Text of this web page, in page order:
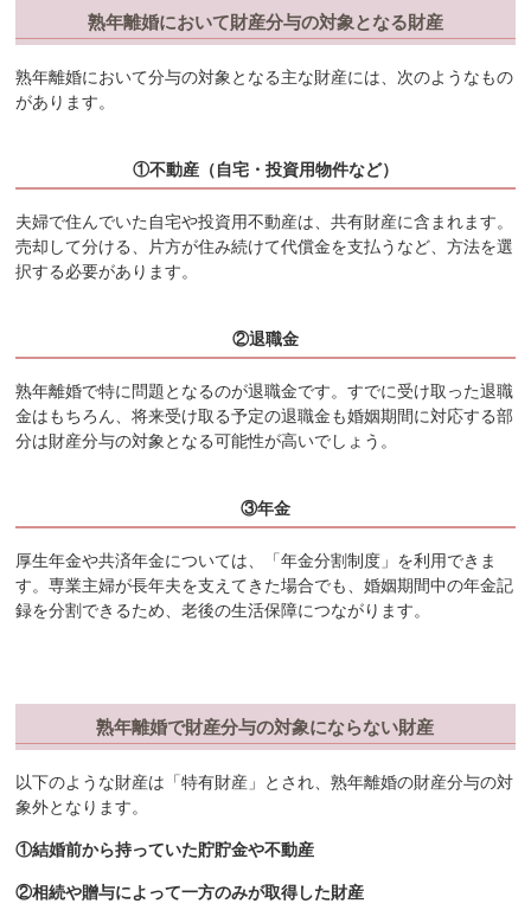
熟年離婚において財産分与の対象となる財産
熟年離婚において分与の対象となる主な財産には、次のようなもの
があります。
①不動産（自宅・投資用物件など）
夫婦で住んでいた自宅や投資用不動産は、共有財産に含まれます。
売却して分ける、片方が住み続けて代償金を支払うなど、方法を選
択する必要があります。
②退職金
熟年離婚で特に問題となるのが退職金です。すでに受け取った退職
金はもちろん、将来受け取る予定の退職金も婚姻期間に対応する部
分は財産分与の対象となる可能性が高いでしょう。
③年金
厚生年金や共済年金については、「年金分割制度」を利用できま
す。専業主婦が長年夫を支えてきた場合でも、婚姻期間中の年金記
録を分割できるため、老後の生活保障につながります。
熟年離婚で財産分与の対象にならない財産
以下のような財産は「特有財産」とされ、熟年離婚の財産分与の対
象外となります。
①結婚前から持っていた貯貯金や不動産
②相続や贈与によって一方のみが取得した財産